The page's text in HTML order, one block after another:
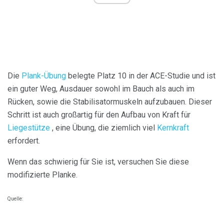
Die Plank-Übung belegte Platz 10 in der ACE-Studie und ist
ein guter Weg, Ausdauer sowohl im Bauch als auch im
Rücken, sowie die Stabilisatormuskeln aufzubauen. Dieser
Schritt ist auch großartig für den Aufbau von Kraft für
Liegestütze , eine Übung, die ziemlich viel Kernkraft
erfordert.
Wenn das schwierig für Sie ist, versuchen Sie diese
modifizierte Planke.
Quelle: